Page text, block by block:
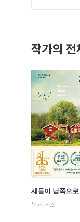
작가의 전
새들이 남쪽으
북파머스